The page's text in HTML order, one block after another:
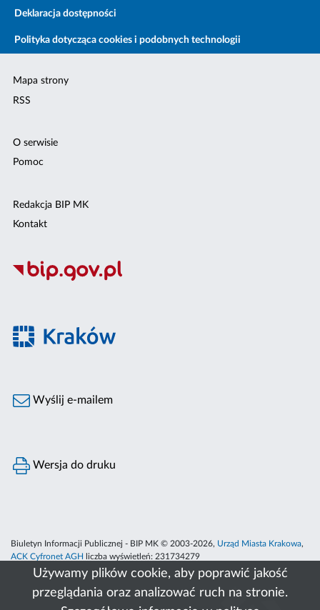
Używamy plików cookie, aby poprawić jakość
przeglądania oraz analizować ruch na stronie.
Deklaracja dostępności
Polityka dotycząca cookies i podobnych technologii
Mapa strony
RSS
O serwisie
Pomoc
Redakcja BIP MK
Kontakt
Wyślij e-mailem
Wersja do druku
Biuletyn Informacji Publicznej - BIP MK © 2003-2026, Urząd Miasta Krakowa,
ACK Cyfronet AGH
liczba wyświetleń: 231734279